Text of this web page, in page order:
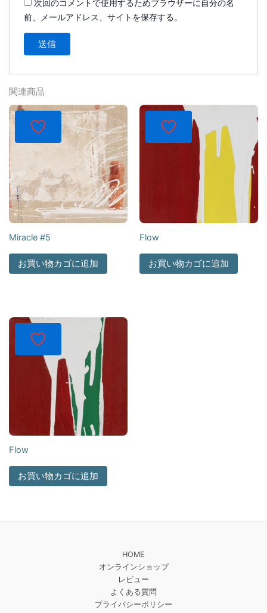
次回のコメントで使用するためブラウザーに自分の名
前、メールアドレス、サイトを保存する。
関連商品
Miracle #5
お買い物カゴに追加
Flow
お買い物カゴに追加
Flow
お買い物カゴに追加
HOME
オンラインショップ
レビュー
よくある質問
プライバシーポリシー